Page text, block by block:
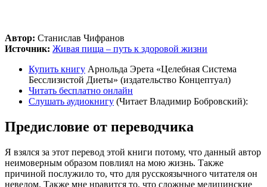
Автор: Станислав Чифранов
Источник: Живая пища – путь к здоровой жизни
Купить книгу Арнольда Эрета «Целебная Система
Бесслизистой Диеты» (издательство Концептуал)
Читать бесплатно онлайн
Слушать аудиокнигу (Читает Владимир Бобровский):
Предисловие от переводчика
Я взялся за этот перевод этой книги потому, что данный автор
неимоверным образом повлиял на мою жизнь. Также
причиной послужило то, что для русскоязычного читателя он
неведом. Также мне нравится то, что сложные медицинские